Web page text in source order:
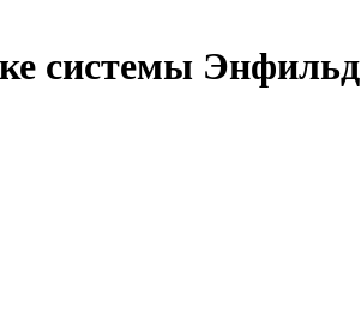
системы Энфильд